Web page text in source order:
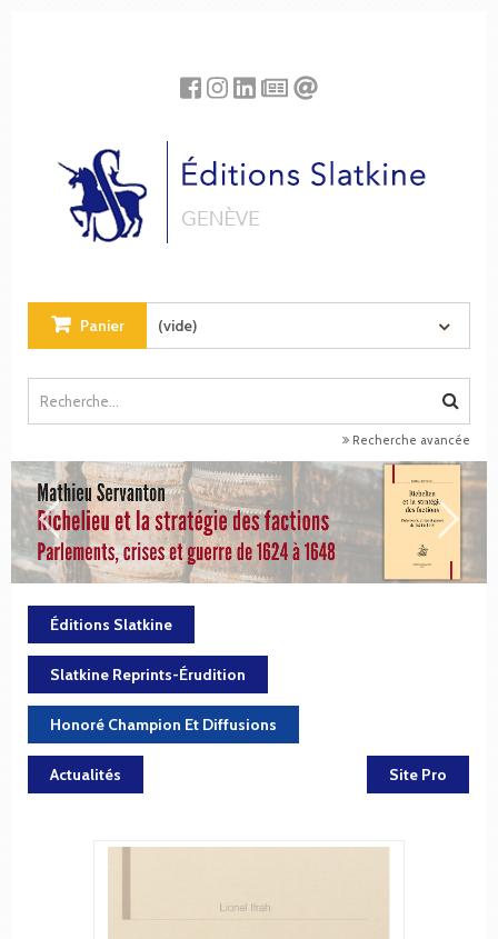
Panier (vide)
Recherche avancée
Éditions Slatkine
Slatkine Reprints-Érudition
Honoré Champion Et Diffusions
Actualités Site Pro